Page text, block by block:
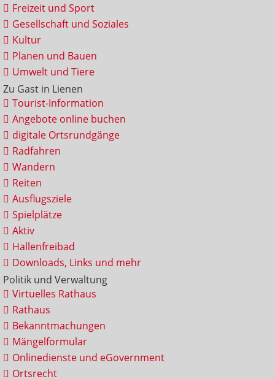
Freizeit und Sport
Gesellschaft und Soziales
Kultur
Planen und Bauen
Umwelt und Tiere
Zu Gast in Lienen
Tourist-Information
Angebote online buchen
digitale Ortsrundgänge
Radfahren
Wandern
Reiten
Ausflugsziele
Spielplätze
Aktiv
Hallenfreibad
Downloads, Links und mehr
Politik und Verwaltung
Virtuelles Rathaus
Rathaus
Bekanntmachungen
Mängelformular
Onlinedienste und eGovernment
Ortsrecht